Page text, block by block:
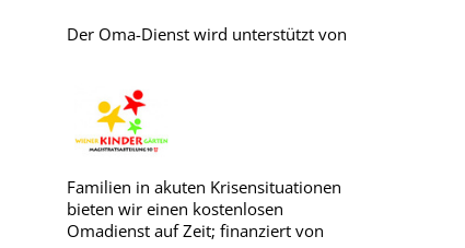
Der Oma-Dienst wird unterstützt von
Familien in akuten Krisensituationen
bieten wir einen kostenlosen
Omadienst auf Zeit; finanziert von